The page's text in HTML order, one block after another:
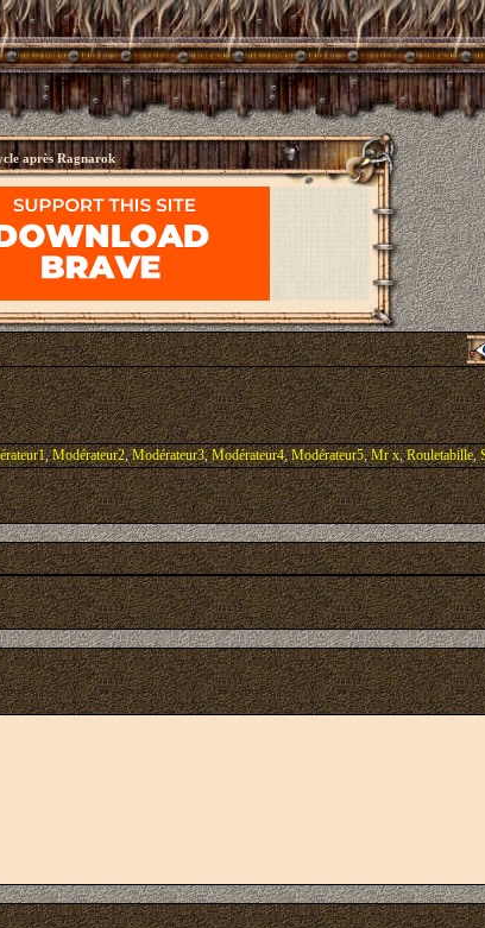
après Ragnarok
,Modérateur2,Modérateur3,Modérateur4,Modérateur5,Mr x,Rouletabille,